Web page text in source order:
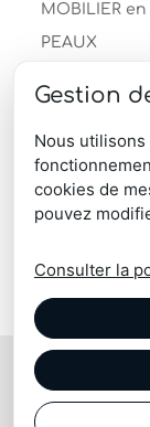
MOBILIER
PEAUX
Peau de
Peau de
TAPIS
produits-
Télécharger le
© Maison
| Peau
Site réalisé par
Gestion
Nous
cookies de
pouvez
Consulter la